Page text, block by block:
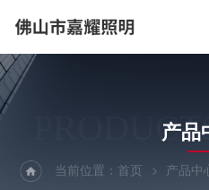
产品
当前位置：首页 产品中